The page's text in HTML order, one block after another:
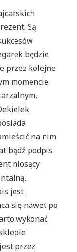
Są
będzie
przez kolejne
momencie.
na nim
bądź podpis.
niosący
jest
się nawet po
wykonać
przez